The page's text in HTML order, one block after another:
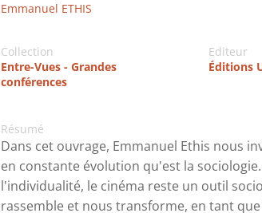
Emmanuel ETHIS
Collection
Entre-Vues - Grandes
conférences
Editeur
Éditions
Résumé
Dans cet ouvrage, Emmanuel Ethis nous
en constante évolution qu'est la
l'individualité, le cinéma reste un outil
rassemble et nous transforme, en tant